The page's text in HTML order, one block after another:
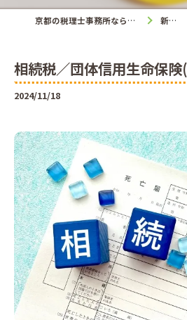
京都の税理士事務所なら宮岸会計税理士事務所 新着情報
相続税／団体信用生命保
2024/11/18